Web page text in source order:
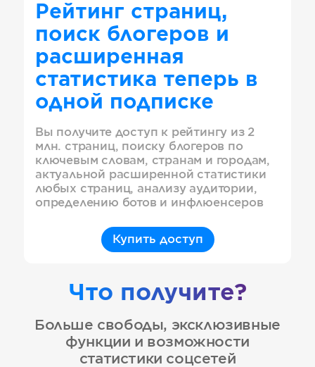
Рейтинг страниц,
поиск блогеров и
расширенная
статистика теперь в
одной подписке
Вы получите доступ к рейтингу из 2
млн. страниц, поиску блогеров по
ключевым словам, странам и городам,
актуальной расширенной статистики
любых страниц, анализу аудитории,
определению ботов и инфлюенсеров
Купить доступ
Что получите?
Больше свободы, эксклюзивные
функции и возможности
статистики соцсетей